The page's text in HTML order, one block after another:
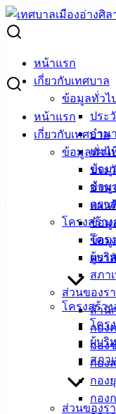
Skip
to
content
หน้าแรก
เกี่ยวกับเทศบาล
ข้อมูลทั่วไป
ประ
อำน
แผน
ข้อมู
ข้อมู
ตรา
โครงสร้า
โคร
ผู้บริ
สภา
ส่วนของร
สำนั
กอง
กอง
กอง
กอง
กอง
หน้าแรก
เกี่ยวกับเทศบาล
ข้อมูลทั่วไ
ประ
อำน
แผน
ข้อมู
ข้อมู
ตรา
โครงสร้า
โคร
ผู้บริ
สภา
ส่วนของร
Search
ประกาศผู้ชนะการเส
หมายเลขทะเบียน 85
วิธีเฉพาะเจาะจง
ประกาศผู้ชนะ
รถยนต์ส่วนกล
8455 ชลบุรี เ
วิธีเฉพาะเจาะ
เมษายน 11, 2023เ
ประกาศผู้ชนะ
จ้างซ่อมแซมรถยนต์ส่วนกลา